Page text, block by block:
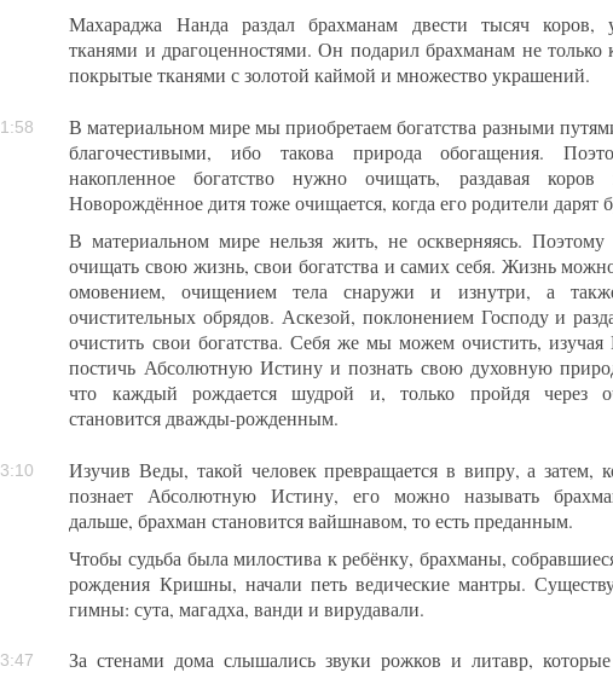
Махараджа Нанда раздал брахманам двести тысяч коров,
тканями и драгоценностями. Он подарил брахманам не только
покрытые тканями с золотой каймой и множество украшений.
В материальном мире мы приобретаем богатства разными
благочестивыми, ибо такова природа обогащения.
накопленное богатство нужно очищать, раздавая
Новорождённое дитя тоже очищается, когда его родители дарят
В материальном мире нельзя жить, не оскверняясь. Поэтому
очищать свою жизнь, свои богатства и самих себя. Жизнь
омовением, очищением тела снаружи и изнутри, а
очистительных обрядов. Аскезой, поклонением Господу и
очистить свои богатства. Себя же мы можем очистить,
постичь Абсолютную Истину и познать свою духовную
что каждый рождается шудрой и, только пройдя через
становится дважды-рожденным.
Изучив Веды, такой человек превращается в випру, а затем,
познает Абсолютную Истину, его можно называть
дальше, брахман становится вайшнавом, то есть преданным.
Чтобы судьба была милостива к ребёнку, брахманы,
рождения Кришны, начали петь ведические мантры.
гимны: сута, магадха, ванди и вирудавали.
За стенами дома слышались звуки рожков и литавр,